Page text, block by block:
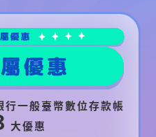
一般臺幣數位存款帳
大優惠